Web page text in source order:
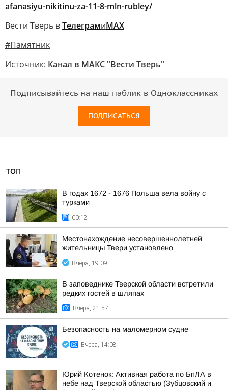
afanasiyu-nikitinu-za-11-8-mln-rubley/
Вести Тверь вТелеграмиМАХ
#Памятник
Источник: Канал в МАКС "Вести Тверь"
Подписывайтесь на наш паблик в Одноклассниках
ПОДПИСАТЬСЯ
ТОП
В годах 1672 - 1676 Польша вела войну с
турками
00:12
Местонахождение несовершеннолетней
жительницы Твери установлено
Вчера, 19:09
В заповеднике Тверской области встретили
редких гостей в шляпах
Вчера, 21:57
Безопасность на малoмернoм судне
Вчера, 14:08
Юрий Котенок: Активная работа по БпЛА в
небе над Тверской областью (Зубцовский и